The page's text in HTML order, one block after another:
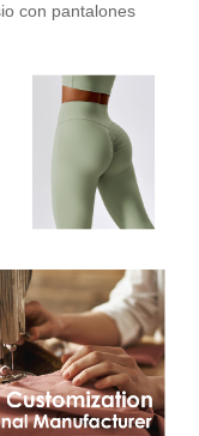
con pantalones